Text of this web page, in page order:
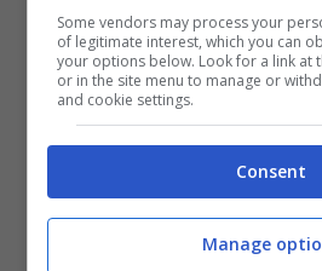
Some vendors may process your
of legitimate interest, which you can
your options below. Look for a link at
or in the site menu to manage or
and cookie settings.
Consent
Manage